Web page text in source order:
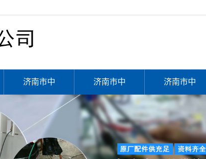
济南市中 济南市中
区空调移
机
济南市中
装